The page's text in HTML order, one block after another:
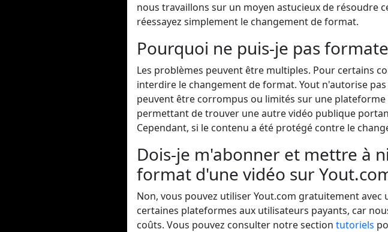
nous travaillons sur un moyen astucieux de résoudre
réessayez simplement le changement de format.
Pourquoi ne puis-je pas
Les problèmes peuvent être multiples. Pour certains
interdire le changement de format. Yout n'autorise
peuvent être corrompus ou limités sur une
permettant de trouver une autre vidéo publique
Cependant, si le contenu a été protégé contre le
Dois-je m'abonner et mettre à
format d'une vidéo sur
Non, vous pouvez utiliser Yout.com gratuitement
certaines plateformes aux utilisateurs payants, car
coûts. Vous pouvez consulter notre section tutoriels